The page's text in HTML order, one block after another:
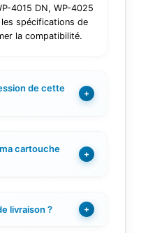
4015 DN, WP-4025
spécifications de
la compatibilité.
de cette
+
cartouche
+
livraison ? +